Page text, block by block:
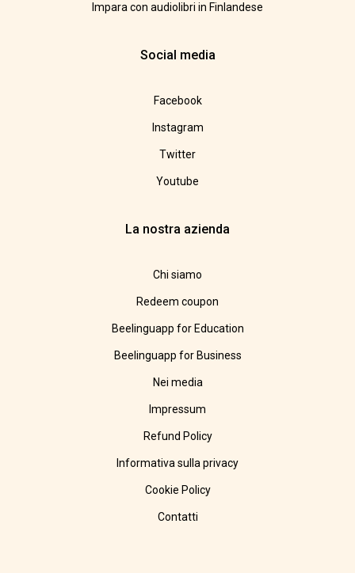
Impara con audiolibri in Finlandese
Social media
Facebook
Instagram
Twitter
Youtube
La nostra azienda
Chi siamo
Redeem coupon
Beelinguapp for Education
Beelinguapp for Business
Nei media
Impressum
Refund Policy
Informativa sulla privacy
Cookie Policy
Contatti